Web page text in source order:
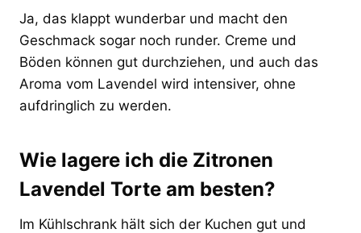
Ja, das klappt wunderbar und macht den
Geschmack sogar noch runder. Creme und
Böden können gut durchziehen, und auch das
Aroma vom Lavendel wird intensiver, ohne
aufdringlich zu werden.
Wie lagere ich die Zitronen
Lavendel Torte am besten?
Im Kühlschrank hält sich der Kuchen gut und